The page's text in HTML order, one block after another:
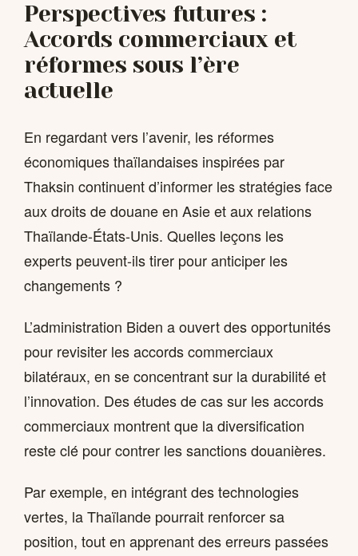
Perspectives futures :
Accords commerciaux et
réformes sous l’ère
actuelle
En regardant vers l’avenir, les réformes
économiques thaïlandaises inspirées par
Thaksin continuent d’informer les stratégies face
aux droits de douane en Asie et aux relations
Thaïlande-États-Unis. Quelles leçons les
experts peuvent-ils tirer pour anticiper les
changements ?
L’administration Biden a ouvert des opportunités
pour revisiter les accords commerciaux
bilatéraux, en se concentrant sur la durabilité et
l’innovation. Des études de cas sur les accords
commerciaux montrent que la diversification
reste clé pour contrer les sanctions douanières.
Par exemple, en intégrant des technologies
vertes, la Thaïlande pourrait renforcer sa
position, tout en apprenant des erreurs passées